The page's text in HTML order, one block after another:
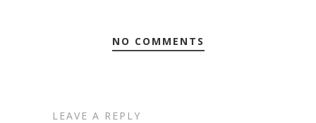
NO COMMENTS
LEAVE A REPLY